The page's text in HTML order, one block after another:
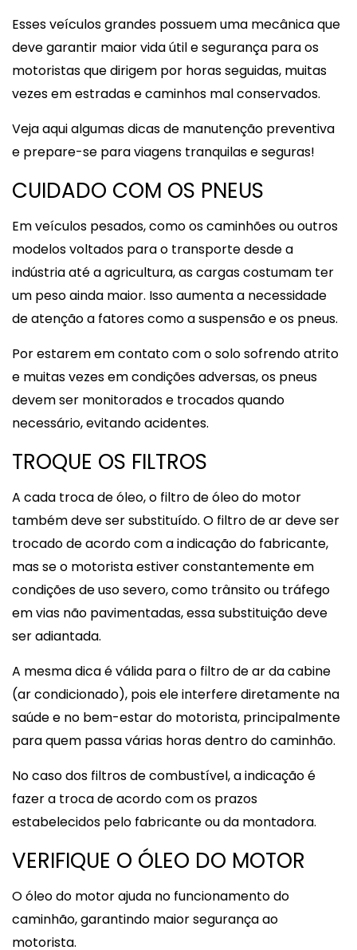
Esses veículos grandes possuem uma mecânica que
deve garantir maior vida útil e segurança para os
motoristas que dirigem por horas seguidas, muitas
vezes em estradas e caminhos mal conservados.
Veja aqui algumas dicas de manutenção preventiva
e prepare-se para viagens tranquilas e seguras!
CUIDADO COM OS PNEUS
Em veículos pesados, como os caminhões ou outros
modelos voltados para o transporte desde a
indústria até a agricultura, as cargas costumam ter
um peso ainda maior. Isso aumenta a necessidade
de atenção a fatores como a suspensão e os pneus.
Por estarem em contato com o solo sofrendo atrito
e muitas vezes em condições adversas, os pneus
devem ser monitorados e trocados quando
necessário, evitando acidentes.
TROQUE OS FILTROS
A cada troca de óleo, o filtro de óleo do motor
também deve ser substituído. O filtro de ar deve ser
trocado de acordo com a indicação do fabricante,
mas se o motorista estiver constantemente em
condições de uso severo, como trânsito ou tráfego
em vias não pavimentadas, essa substituição deve
ser adiantada.
A mesma dica é válida para o filtro de ar da cabine
(ar condicionado), pois ele interfere diretamente na
saúde e no bem-estar do motorista, principalmente
para quem passa várias horas dentro do caminhão.
No caso dos filtros de combustível, a indicação é
fazer a troca de acordo com os prazos
estabelecidos pelo fabricante ou da montadora.
VERIFIQUE O ÓLEO DO MOTOR
O óleo do motor ajuda no funcionamento do
caminhão, garantindo maior segurança ao
motorista.